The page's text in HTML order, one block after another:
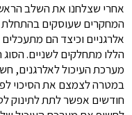
אחרי שצלחנו את השלב
המחקרים שעוסקים בהתחלת
אלרגניים וכיצד הם
הללו מתחלקים לשניים.
מערכת העיכול לאלרגנים,
חודשים אפשר לתת לתינוק